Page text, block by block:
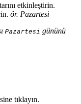
etkinleştirin.
ör. Pazartesi
Pazartesi gününü
tıklayın.